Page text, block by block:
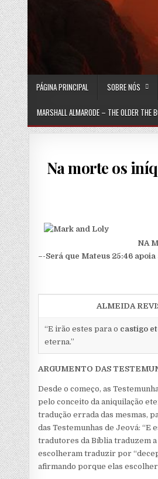
PÁGINA PRINCIPAL SOBRE NÓS
MARSHALL ALMARODE – THE OLDER THE
Na morte os
NA
–-Será que Mateus 25:46
ALMEIDA
“E irão estes para o castigo
eterna.”
ARGUMENTO DAS
Desde o começo, as
pelo conceito da aniquilação
tradução errada das mesmas,
das Testemunhas de Jeová: “E
tradutores da Bíblia traduzem
escolheram traduzir por
afirmando porque elas